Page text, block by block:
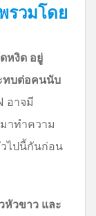
รวมโดย
หงิด อยู่
ทบต่อคนนับ
อาจมี
าทำความ
ไปนี้กันก่อน
หัวขาว และ